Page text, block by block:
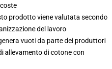
prodotto viene valutata secondo
del lavoro
vuoti da parte dei produttori
allevamento di cotone con